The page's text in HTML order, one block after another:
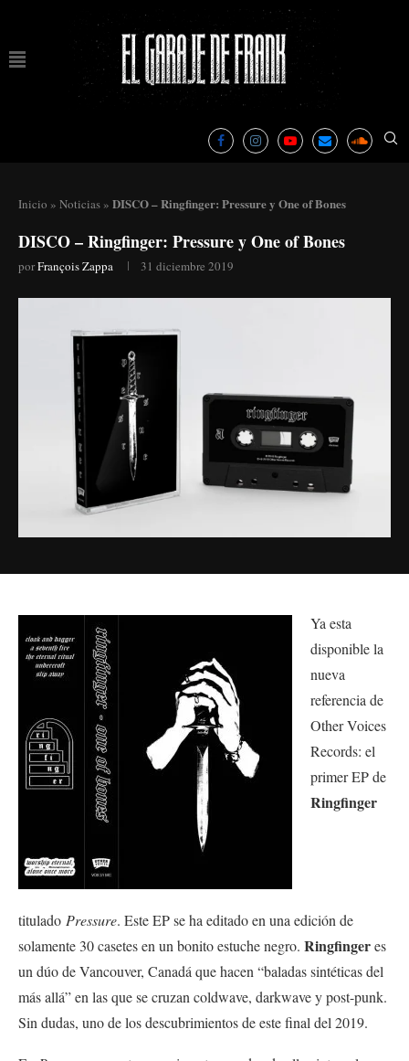
Inicio » Noticias » DISCO – Ringfinger: Pressure y One of Bones
DISCO – Ringfinger: Pressure y One of Bones
porFrançois Zappa 31 diciembre 2019
Ya esta
disponible la
nueva
referencia de
Other Voices
Records: el
primer EP de
Ringfinger
titulado Pressure. Este EP se ha editado en una edición de
solamente 30 casetes en un bonito estuche negro. Ringfingeres
un dúo de Vancouver, Canadá que hacen “baladas sintéticas del
más allá” en las que se cruzan coldwave, darkwave y post-punk.
Sin dudas, uno de los descubrimientos de este final del 2019.